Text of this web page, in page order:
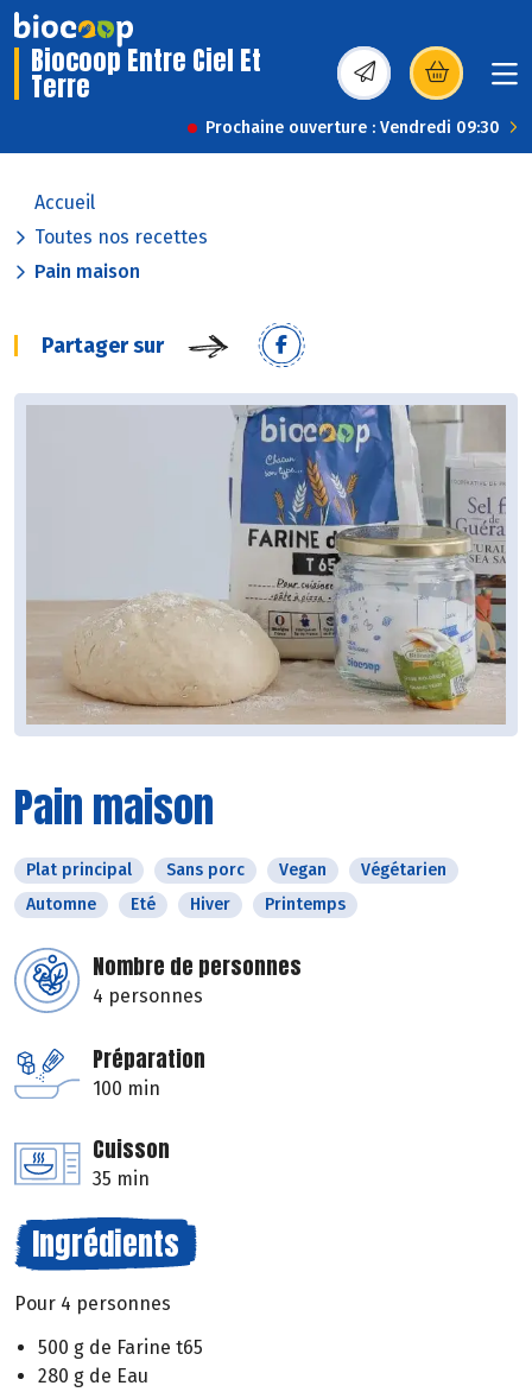
Biocoop Entre Ciel Et
Terre (s’ouvre dans une
Prochaine ouverture : Vendredi 09:30
Accueil
Toutes nos recettes
Pain maison
Partager sur
Pain maison
Plat principal Sans porc Vegan
Végétarien
Automne
Eté Hiver Printemps
Nombre de personnes
4 personnes
Préparation
100 min
Cuisson
35 min
Ingrédients
Pour 4 personnes
500 g de Farine t65
280 g de Eau